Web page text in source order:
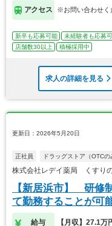
アクセス ※お問い合わせく
新卒も応募可能 未経験者も応募
店舗数30以上
積極採用中
求人の詳細を見る
更新日：2026年5月20日
正社員 ドラッグストア（OTCの
株式会社レデイ薬局 くすり
【新居浜市】 研修
て勤務することが可
給与 【月収】27.1万